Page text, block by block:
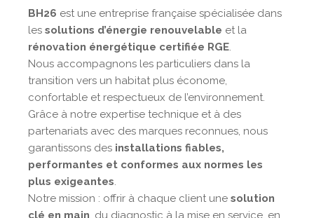
BH26 est une entreprise française spécialisée dans
les solutions d’énergie renouvelable et la
rénovation énergétique certifiée RGE.
Nous accompagnons les particuliers dans la
transition vers un habitat plus économe,
confortable et respectueux de l’environnement.
Grâce à notre expertise technique et à des
partenariats avec des marques reconnues, nous
garantissons des installations fiables,
performantes et conformes aux normes les
plus exigeantes.
Notre mission : offrir à chaque client une solution
clé en main, du diagnostic à la mise en service, en